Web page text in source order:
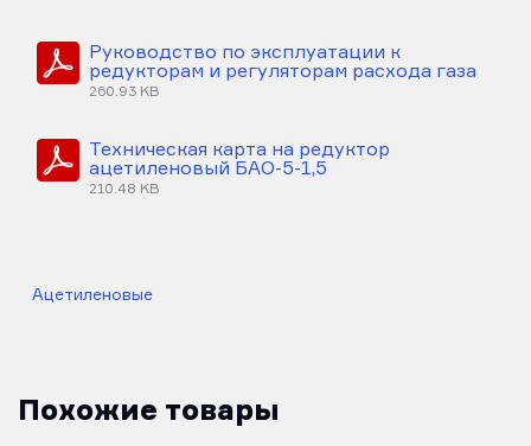
Руководство по эксплуатации к
редукторам и регуляторам расхода газа
260.93 KB
Техническая карта на редуктор
ацетиленовый БАО-5-1,5
210.48 KB
Ацетиленовые
Похожие товары